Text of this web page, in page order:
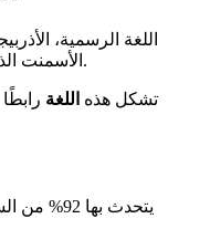
اللغة الرسمية،
الأسمنت للشعب الأذري.
تشكل هذه اللغة
يتحدث بها 92% من السكان، الأذربيجانية هي لغة